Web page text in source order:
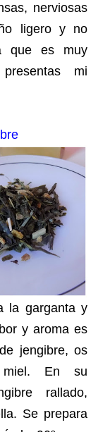
nerviosas
ligero y no
que es muy
mi
la garganta y
y aroma es
jengibre, os
miel. En su
rallado,
Se prepara